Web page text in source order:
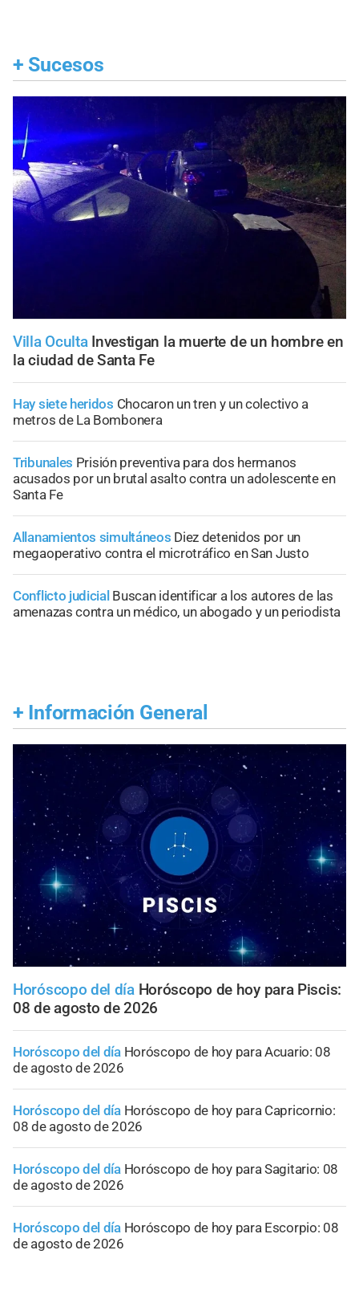
+ Sucesos
Villa Oculta Investigan la muerte de un hombre en
la ciudad de Santa Fe
Hay siete heridos Chocaron un tren y un colectivo a
metros de La Bombonera
Tribunales Prisión preventiva para dos hermanos
acusados por un brutal asalto contra un adolescente en
Santa Fe
Allanamientos simultáneos Diez detenidos por un
megaoperativo contra el microtráfico en San Justo
Conflicto judicial Buscan identificar a los autores de las
amenazas contra un médico, un abogado y un periodista
+ Información General
Horóscopo del día Horóscopo de hoy para Piscis:
08 de agosto de 2026
Horóscopo del día Horóscopo de hoy para Acuario: 08
de agosto de 2026
Horóscopo del día Horóscopo de hoy para Capricornio:
08 de agosto de 2026
Horóscopo del día Horóscopo de hoy para Sagitario: 08
de agosto de 2026
Horóscopo del día Horóscopo de hoy para Escorpio: 08
de agosto de 2026